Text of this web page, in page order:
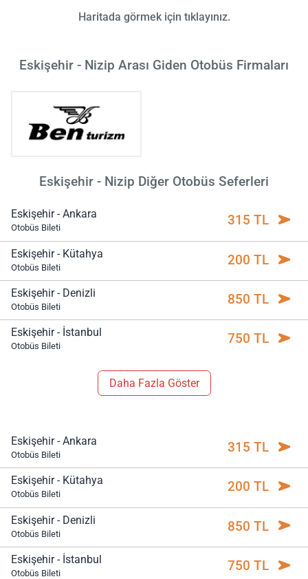
Haritada görmek için tıklayınız.
Eskişehir - Nizip Arası Giden Otobüs Firmaları
Eskişehir - Nizip Diğer Otobüs Seferleri
Eskişehir - Ankara
Otobüs Bileti 315 TL
Eskişehir - Kütahya
Otobüs Bileti 200 TL
Eskişehir - Denizli
Otobüs Bileti 850 TL
Eskişehir - İstanbul
Otobüs Bileti 750 TL
Daha Fazla Göster
Eskişehir - Ankara
Otobüs Bileti 315 TL
Eskişehir - Kütahya
Otobüs Bileti 200 TL
Eskişehir - Denizli
Otobüs Bileti 850 TL
Eskişehir - İstanbul
Otobüs Bileti 750 TL